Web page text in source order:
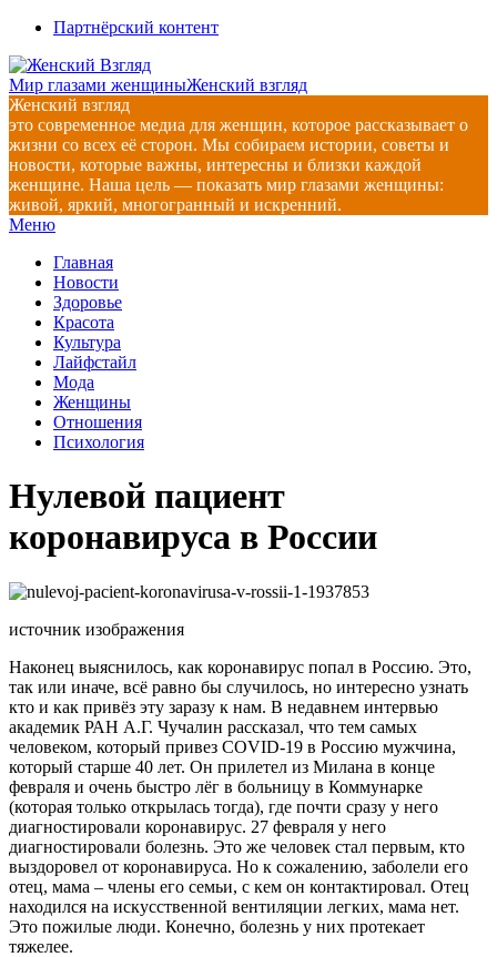
Перейти
содержимому
Партнёрский контент
Мир глазами женщиныЖенский взгляд
Женский взгляд
это современное медиа для женщин, которое рассказывает о
жизни со всех её сторон. Мы собираем истории, советы и
новости, которые важны, интересны и близки каждой
женщине. Наша цель — показать мир глазами женщины:
живой, яркий, многогранный и искренний.
Главное
меню
Меню
Главная
Новости
Здоровье
Красота
Культура
Лайфстайл
Мода
Женщины
Отношения
Психология
Нулевой пациент
коронавируса в России
источник изображения
Наконец выяснилось, как коронавирус попал в Россию. Это,
так или иначе, всё равно бы случилось, но интересно узнать
кто и как привёз эту заразу к нам. В недавнем интервью
академик РАН А.Г. Чучалин рассказал, что тем самых
человеком, который привез COVID-19 в Россию мужчина,
который старше 40 лет. Он прилетел из Милана в конце
февраля и очень быстро лёг в больницу в Коммунарке
(которая только открылась тогда), где почти сразу у него
диагностировали коронавирус. 27 февраля у него
диагностировали болезнь. Это же человек стал первым, кто
выздоровел от коронавируса. Но к сожалению, заболели его
отец, мама – члены его семьи, с кем он контактировал. Отец
находился на искусственной вентиляции легких, мама нет.
Это пожилые люди. Конечно, болезнь у них протекает
тяжелее.